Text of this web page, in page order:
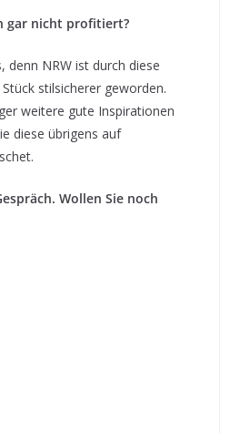
gar nicht profitiert?
denn NRW ist durch diese
stilsicherer geworden.
weitere gute Inspirationen
diese übrigens auf
Wollen Sie noch